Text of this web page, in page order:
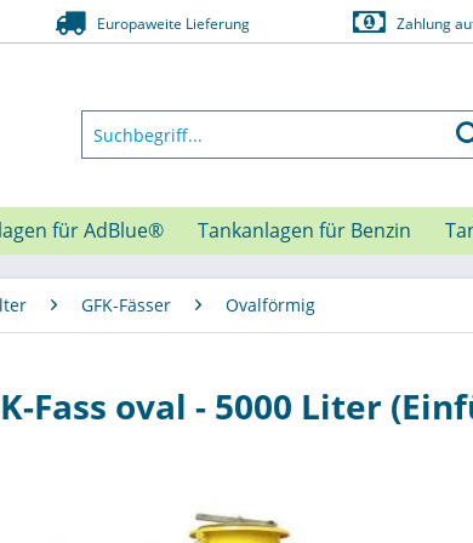
Europaweite Lieferung Zahlung
für AdBlue® Tankanlagen für Benzin
GFK-Fässer Ovalförmig
Fass oval - 5000 Liter